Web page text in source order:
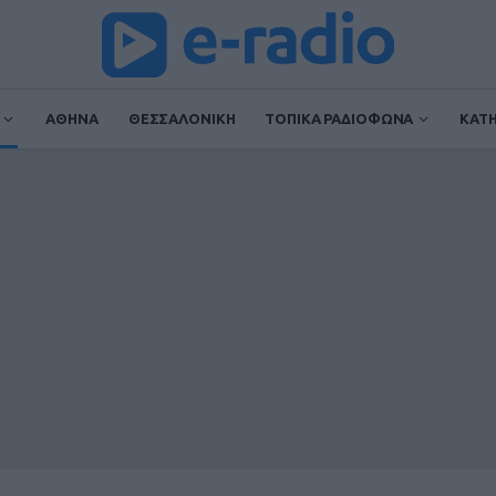
ΑΘΗΝΑ ΘΕΣΣΑΛΟΝΙΚΗ ΤΟΠΙΚΑ ΡΑΔΙΟΦΩΝΑ